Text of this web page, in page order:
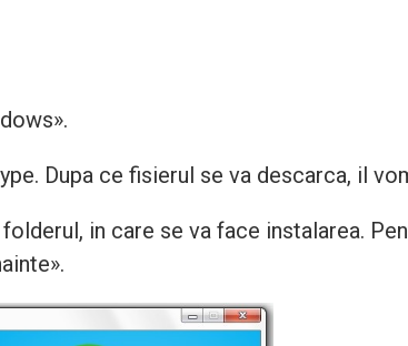
Dupa ce fisierul se va descarca, il
in care se va face instalarea.